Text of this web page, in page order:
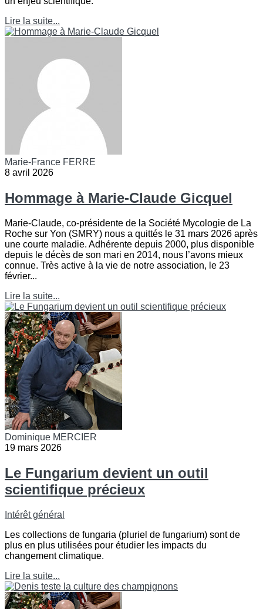
Lire la suite...
Marie-France FERRE
8 avril 2026
Hommage à Marie-Claude Gicquel
Marie-Claude, co-présidente de la Société Mycologie de La
Roche sur Yon (SMRY) nous a quittés le 31 mars 2026 après
une courte maladie. Adhérente depuis 2000, plus disponible
depuis le décès de son mari en 2014, nous l’avons mieux
connue. Très active à la vie de notre association, le 23
février...
Lire la suite...
Dominique MERCIER
19 mars 2026
Le Fungarium devient un outil
scientifique précieux
Intérêt général
Les collections de fungaria (pluriel de fungarium) sont de
plus en plus utilisées pour étudier les impacts du
changement climatique.
Lire la suite...